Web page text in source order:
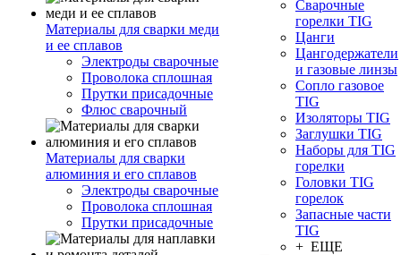
Материалы для сварки меди
и ее сплавов
Электроды сварочные
Проволока сплошная
Прутки присадочные
Флюс сварочный
Материалы для сварки
алюминия и его сплавов
Электроды сварочные
Проволока сплошная
Прутки присадочные
Сварочные
горелки TIG
Цанги
Цангодержатели
и газовые линзы
Сопло газовое
TIG
Изоляторы TIG
Заглушки TIG
Наборы для TIG
горелки
Головки TIG
горелок
Запасные части
TIG
+ ЕЩЕ